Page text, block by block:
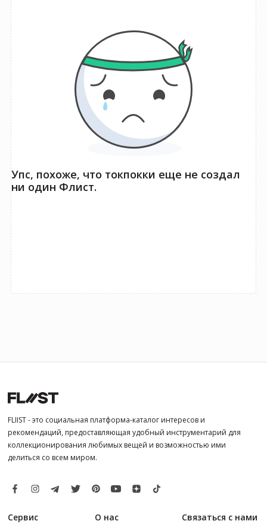
Упс, похоже, что токпокки еще не создал
ни один Флист.
FLIIST - это социальная платформа-каталог интересов и
рекомендаций, предоставляющая удобный инструментарий для
коллекционирования любимых вещей и возможностью ими
делиться со всем миром.
Сервис О нас Связаться с нами